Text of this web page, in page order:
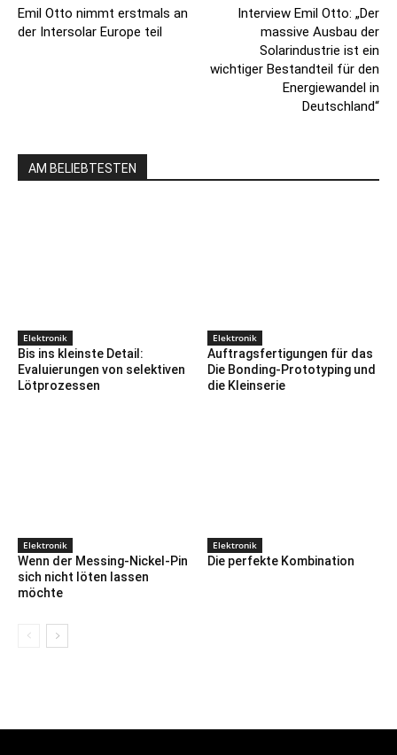
Emil Otto nimmt erstmals an
der Intersolar Europe teil
Interview Emil Otto: „Der
massive Ausbau der
Solarindustrie ist ein
wichtiger Bestandteil für den
Energiewandel in
Deutschland“
AM BELIEBTESTEN
Elektronik
Bis ins kleinste Detail:
Evaluierungen von selektiven
Lötprozessen
Elektronik
Auftragsfertigungen für das
Die Bonding-Prototyping und
die Kleinserie
Elektronik
Wenn der Messing-Nickel-Pin
sich nicht löten lassen
möchte
Elektronik
Die perfekte Kombination